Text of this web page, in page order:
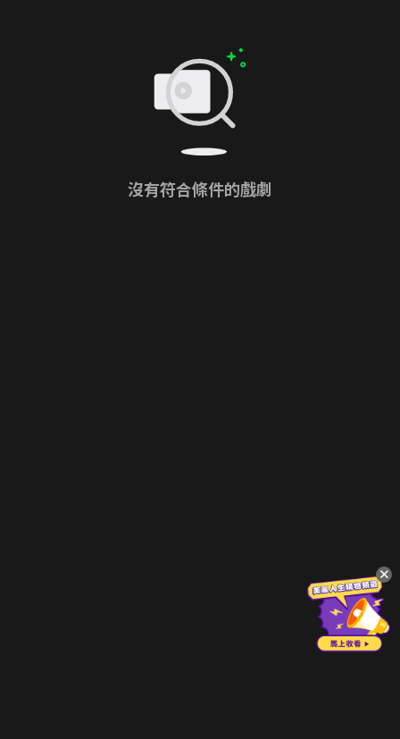
沒有符合條件的戲劇